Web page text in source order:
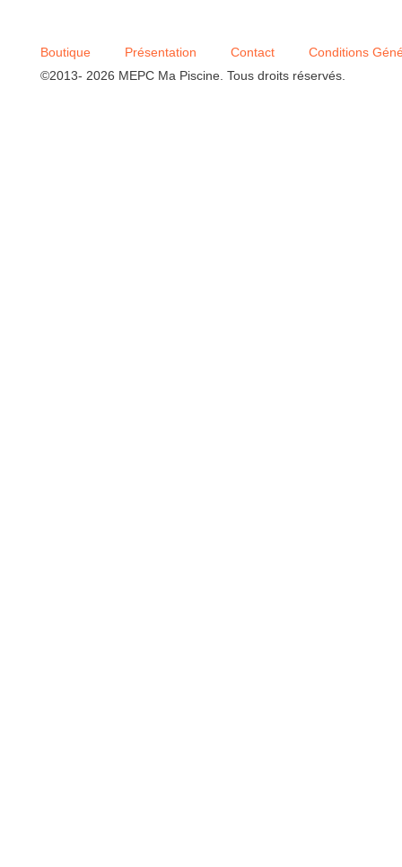
Boutique Présentation Contact
Conditions
©2013- 2026 MEPC Ma Piscine. Tous droits réservés.